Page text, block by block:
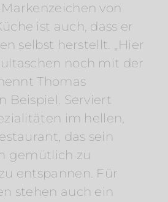
von
ist auch, dass er
selbst herstellt. „Hier
noch mit der
Thomas
Beispiel. Serviert
im hellen,
das sein
gemütlich zu
entspannen. Für
stehen auch ein